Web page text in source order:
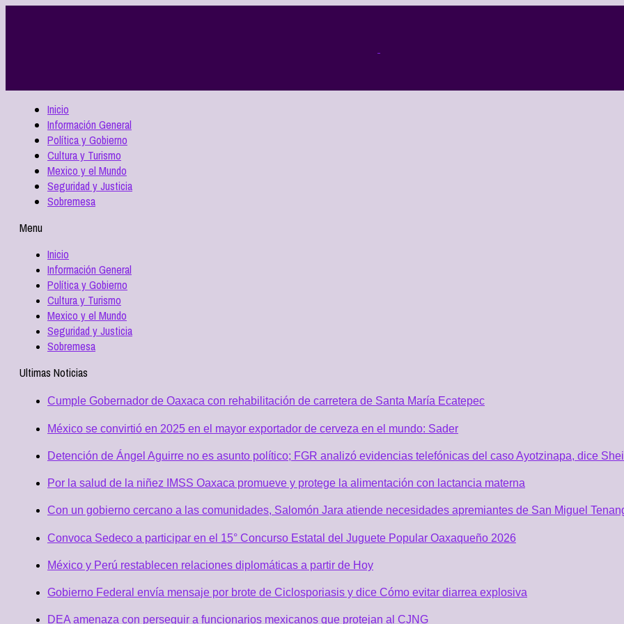
Inicio
Información General
Política y Gobierno
Cultura y Turismo
Mexico y el Mundo
Seguridad y Justicia
Sobremesa
Menu
Inicio
Información General
Política y Gobierno
Cultura y Turismo
Mexico y el Mundo
Seguridad y Justicia
Sobremesa
Ultimas Noticias
Cumple Gobernador de Oaxaca con rehabilitación de carretera de Santa María Ecatepec
México se convirtió en 2025 en el mayor exportador de cerveza en el mundo: Sader
Detención de Ángel Aguirre no es asunto político; FGR analizó evidencias telefónicas del caso Ayotzinapa, dice
Por la salud de la niñez IMSS Oaxaca promueve y protege la alimentación con lactancia materna
Con un gobierno cercano a las comunidades, Salomón Jara atiende necesidades apremiantes de San Miguel
Convoca Sedeco a participar en el 15° Concurso Estatal del Juguete Popular Oaxaqueño 2026
México y Perú restablecen relaciones diplomáticas a partir de Hoy
Gobierno Federal envía mensaje por brote de Ciclosporiasis y dice Cómo evitar diarrea explosiva
DEA amenaza con perseguir a funcionarios mexicanos que protejan al CJNG